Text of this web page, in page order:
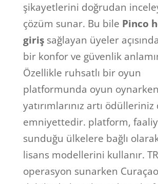
şikayetlerini doğrudan
çözüm sunar. Bu bile Pinco
girişsağlayan üyeler
bir konfor ve güvenlik
Özellikle ruhsatlı bir oyun
platformunda oyun oynarken
yatırımlarınız artı ödülleriniz
emniyettedir. platform,
sunduğu ülkelere bağlı
lisans modellerini kullanır.
operasyon sunarken